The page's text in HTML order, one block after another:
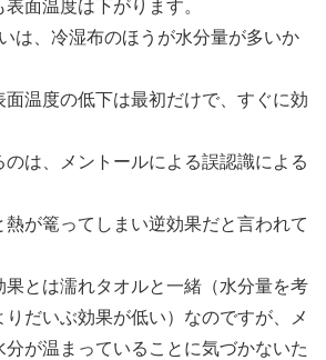
面温度は下がります。
は、冷湿布のほうが水分量が多いか
温度の低下は最初だけで、すぐに効
は、メントールによる誤認識による
が篭ってしまい逆効果だと言われて
果とは濡れタオルと一緒（水分量を考
りだいぶ効果が低い）なのですが、メ
分が温まっていることに気づかないた